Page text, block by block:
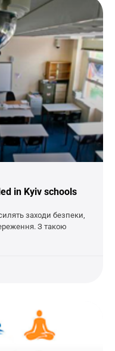
in Kyiv schools
заходи безпеки,
З такою